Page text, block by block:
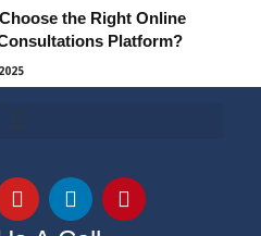
the Right Online
Platform?